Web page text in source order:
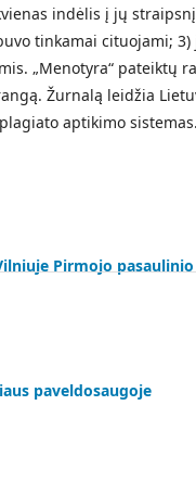
indėlis į jų
tinkamai cituojami;
„Menotyra“ pateiktų
Žurnalą leidžia
aptikimo sistemas.
Pirmojo
paveldosaugoje